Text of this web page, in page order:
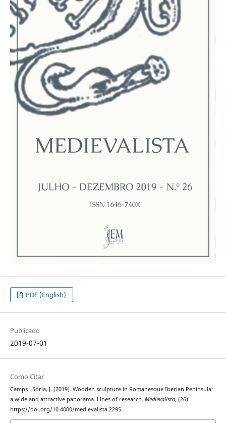
PDF (English)
Publicado
2019-07-01
Como Citar
Camps i Sòria, J. (2019). Wooden sculpture in Romanesque Iberian Peninsula:
a wide and attractive panorama. Lines of research. Medievalista, (26).
https://doi.org/10.4000/medievalista.2295